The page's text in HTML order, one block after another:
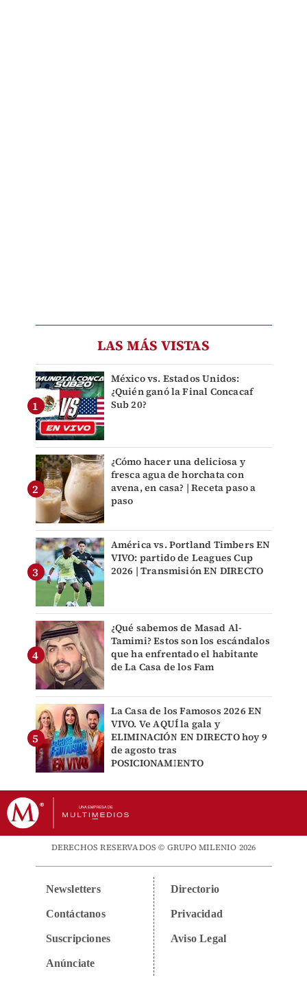
LAS MÁS VISTAS
México vs. Estados Unidos:
¿Quién ganó la Final Concacaf
Sub 20?
¿Cómo hacer una deliciosa y
fresca agua de horchata con
avena, en casa? | Receta paso a
paso
América vs. Portland Timbers EN
VIVO: partido de Leagues Cup
2026 | Transmisión EN DIRECTO
¿Qué sabemos de Masad Al-
Tamimi? Estos son los escándalos
que ha enfrentado el habitante
de La Casa de los Fam
La Casa de los Famosos 2026 EN
VIVO. Ve AQUÍ la gala y
ELIMINACIÓN EN DIRECTO hoy 9
de agosto tras
POSICIONAMIENTO
DERECHOS RESERVADOS © GRUPO MILENIO 2026
Newsletters
Contáctanos
Suscripciones
Anúnciate
Directorio
Privacidad
Aviso Legal